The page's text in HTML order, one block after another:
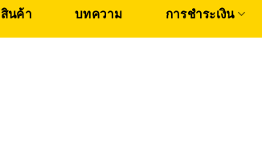
สินค้า บทความ การชำระเงิน